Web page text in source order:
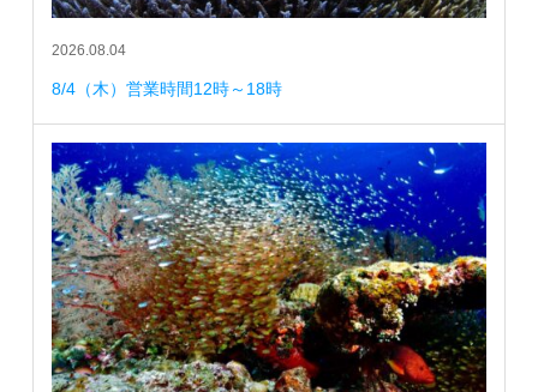
2026.08.04
8/4（木）営業時間12時～18時